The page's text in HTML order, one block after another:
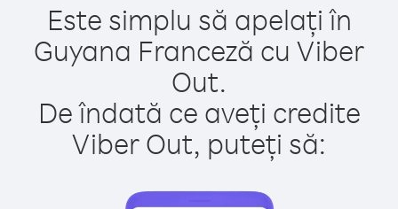
Este simplu să apelați în
Guyana Franceză cu Viber
Out.
De îndată ce aveți credite
Viber Out, puteți să: